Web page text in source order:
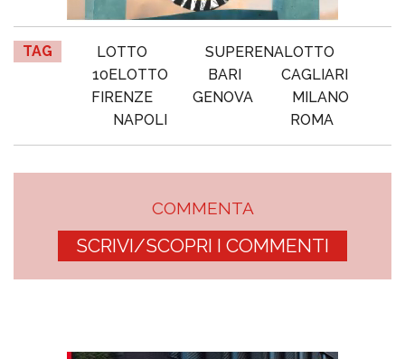
TAG LOTTO
SUPERENALOTTO
10ELOTTO
BARI
CAGLIARI
FIRENZE
GENOVA
MILANO
NAPOLI
ROMA
COMMENTA
SCRIVI/SCOPRI I COMMENTI